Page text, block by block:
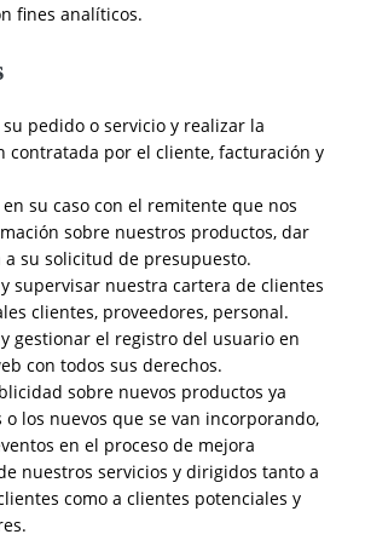
fines analíticos.
pedido o servicio y realizar la
contratada por el cliente, facturación y
su caso con el remitente que nos
sobre nuestros productos, dar
a su solicitud de presupuesto.
supervisar nuestra cartera de clientes
clientes, proveedores, personal.
gestionar el registro del usuario en
con todos sus derechos.
sobre nuevos productos ya
o los nuevos que se van incorporando,
en el proceso de mejora
nuestros servicios y dirigidos tanto a
como a clientes potenciales y